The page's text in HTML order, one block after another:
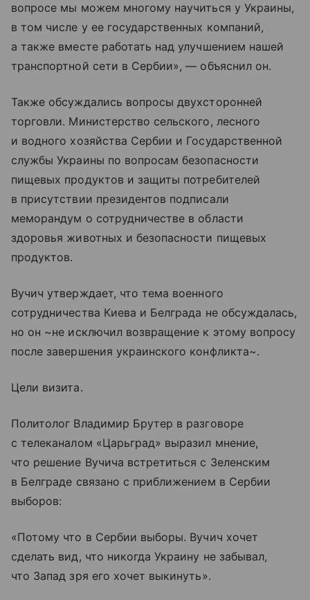
вопросе мы можем многому научиться у Украины,
в том числе у ее государственных компаний,
а также вместе работать над улучшением нашей
транспортной сети в Сербии», — объяснил он.
Также обсуждались вопросы двухсторонней
торговли. Министерство сельского, лесного
и водного хозяйства Сербии и Государственной
службы Украины по вопросам безопасности
пищевых продуктов и защиты потребителей
в присутствии президентов подписали
меморандум о сотрудничестве в области
здоровья животных и безопасности пищевых
продуктов.
Вучич утверждает, что тема военного
сотрудничества Киева и Белграда не обсуждалась,
но он ~не исключил возвращение к этому вопросу
после завершения украинского конфликта~.
Цели визита.
Политолог Владимир Брутер в разговоре
с телеканалом «Царьград» выразил мнение,
что решение Вучича встретиться с Зеленским
в Белграде связано с приближением в Сербии
выборов:
«Потому что в Сербии выборы. Вучич хочет
сделать вид, что никогда Украину не забывал,
что Запад зря его хочет выкинуть».